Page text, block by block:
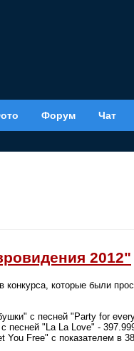
Форум Чат
2012"
конкурса, которые были
с песней "Party for
"La La Love" -
Free" с показателем в